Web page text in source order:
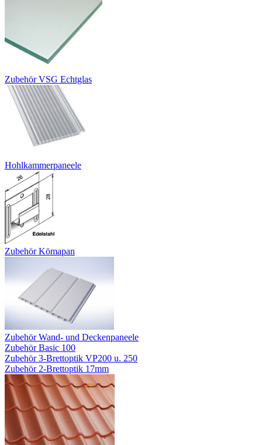
Zubehör VSG Echtglas
Hohlkammerpaneele
Zubehör Kömapan
Zubehör Wand- und Deckenpaneele
Zubehör Basic 100
Zubehör 3-Brettoptik VP200 u. 250
Zubehör 2-Brettoptik 17mm